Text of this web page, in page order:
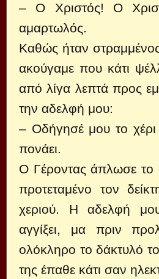
– Ο Χριστός! Ο
αμαρτωλός.
Καθώς ήταν
ακούγαμε που κάτι
από λίγα λεπτά προς
την αδελφή μου:
– Οδήγησέ μου το χέρι
πονάει.
Ο Γέροντας άπλωσε το
προτεταμένο τον
χεριού. Η αδελφή
αγγίξει, μα πριν
ολόκληρο το δάκτυλό
της έπαθε κάτι σαν